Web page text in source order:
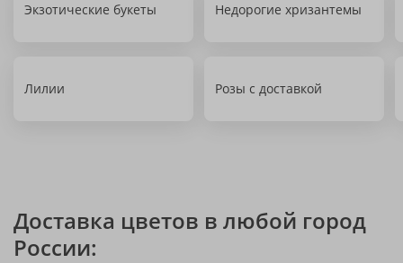
Экзотические букеты Недорогие хризантемы
Лилии Розы с доставкой
Доставка цветов в любой город
России: